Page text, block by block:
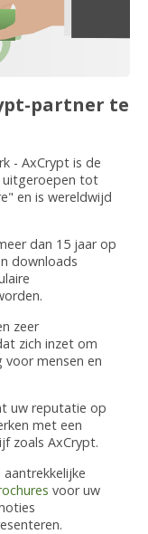
partner te
- AxCrypt is de
uitgeroepen tot
en is wereldwijd
dan 15 jaar op
downloads
zeer
zich inzet om
voor mensen en
uw reputatie op
met een
zoals AxCrypt.
aantrekkelijke
voor uw